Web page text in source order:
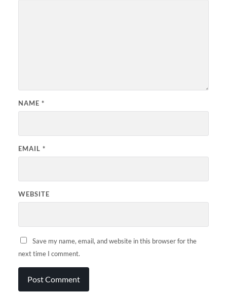
NAME *
EMAIL *
WEBSITE
Save my name, email, and website in this browser for the
next time I comment.